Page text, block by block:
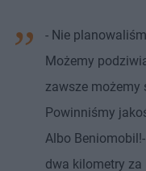
- Nie
Możemy
zawsze możemy
Powinniśmy
Albo
dwa kilometry za